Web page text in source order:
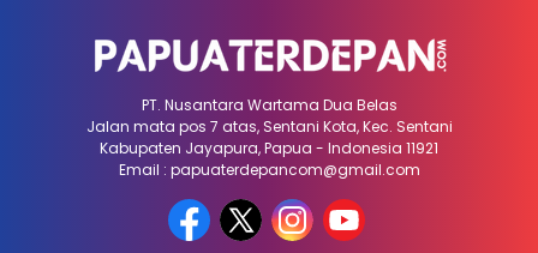
PT. Nusantara Wartama Dua Belas
Jalan mata pos 7 atas, Sentani Kota, Kec. Sentani
Kabupaten Jayapura, Papua - Indonesia 11921
Email : papuaterdepancom@gmail.com